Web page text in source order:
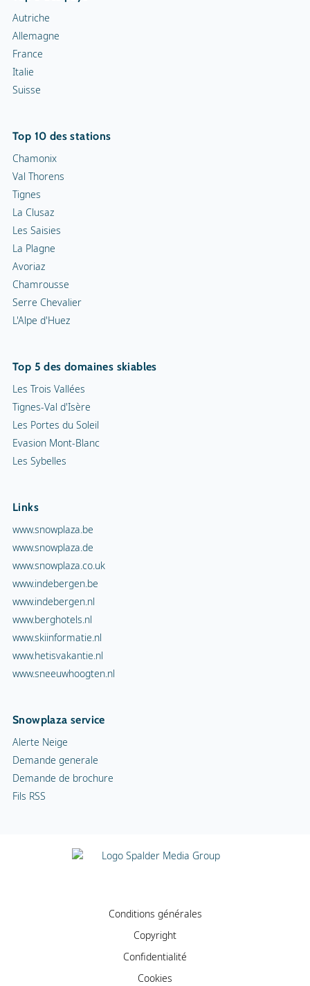
Snowrafting
Traîneau à chiens
Motoneiges
Autriche
Allemagne
France
Italie
Suisse
Top 10 des stations
Chamonix
Val Thorens
Tignes
La Clusaz
Les Saisies
La Plagne
Avoriaz
Chamrousse
Serre Chevalier
L'Alpe d'Huez
Top 5 des domaines skiables
Les Trois Vallées
Tignes-Val d'Isère
Les Portes du Soleil
Evasion Mont-Blanc
Les Sybelles
Links
www.snowplaza.be
www.snowplaza.de
www.snowplaza.co.uk
www.indebergen.be
www.indebergen.nl
www.berghotels.nl
www.skiinformatie.nl
www.hetisvakantie.nl
www.sneeuwhoogten.nl
Snowplaza service
Alerte Neige
Demande generale
Demande de brochure
Fils RSS
Conditions générales
Copyright
Confidentialité
Cookies